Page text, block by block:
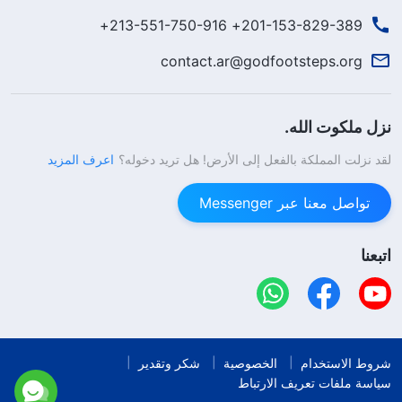
201-153-829-389+ 213-551-750-916+
contact.ar@godfootsteps.org
نزل ملكوت الله.
لقد نزلت المملكة بالفعل إلى الأرض! هل تريد دخوله؟ اعرف المزيد
تواصل معنا عبر Messenger
اتبعنا
شروط الاستخدام الخصوصية
شكر وتقدير
سياسة ملفات تعريف الارتباط